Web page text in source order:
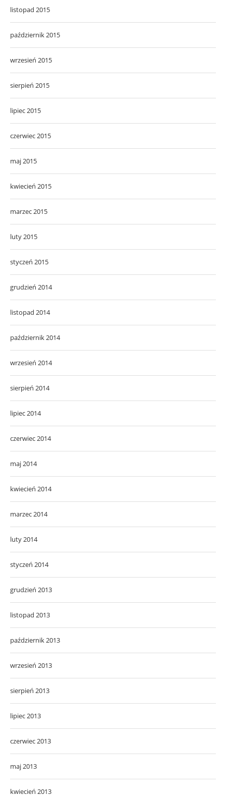
listopad 2015
październik 2015
wrzesień 2015
sierpień 2015
lipiec 2015
czerwiec 2015
maj 2015
kwiecień 2015
marzec 2015
luty 2015
styczeń 2015
grudzień 2014
listopad 2014
październik 2014
wrzesień 2014
sierpień 2014
lipiec 2014
czerwiec 2014
maj 2014
kwiecień 2014
marzec 2014
luty 2014
styczeń 2014
grudzień 2013
listopad 2013
październik 2013
wrzesień 2013
sierpień 2013
lipiec 2013
czerwiec 2013
maj 2013
kwiecień 2013